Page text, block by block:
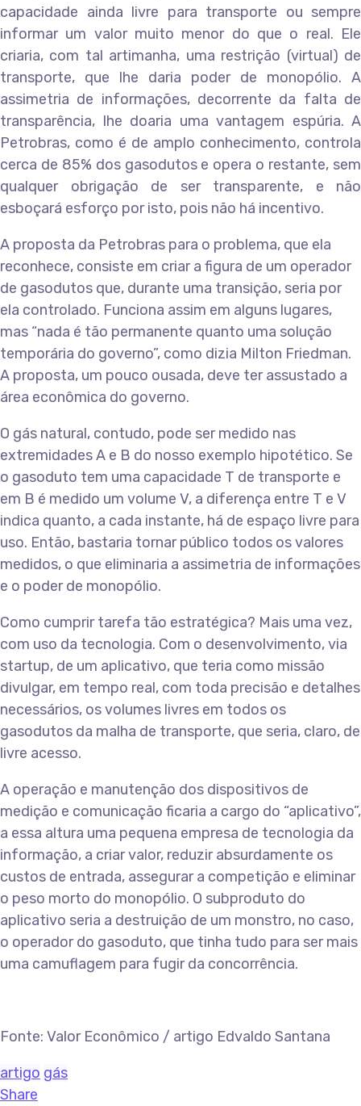
capacidade ainda livre para transporte ou sempre
informar um valor muito menor do que o real. Ele
criaria, com tal artimanha, uma restrição (virtual) de
transporte, que lhe daria poder de monopólio. A
assimetria de informações, decorrente da falta de
transparência, lhe doaria uma vantagem espúria. A
Petrobras, como é de amplo conhecimento, controla
cerca de 85% dos gasodutos e opera o restante, sem
qualquer obrigação de ser transparente, e não
esboçará esforço por isto, pois não há incentivo.
A proposta da Petrobras para o problema, que ela
reconhece, consiste em criar a figura de um operador
de gasodutos que, durante uma transição, seria por
ela controlado. Funciona assim em alguns lugares,
mas “nada é tão permanente quanto uma solução
temporária do governo”, como dizia Milton Friedman.
A proposta, um pouco ousada, deve ter assustado a
área econômica do governo.
O gás natural, contudo, pode ser medido nas
extremidades A e B do nosso exemplo hipotético. Se
o gasoduto tem uma capacidade T de transporte e
em B é medido um volume V, a diferença entre T e V
indica quanto, a cada instante, há de espaço livre para
uso. Então, bastaria tornar público todos os valores
medidos, o que eliminaria a assimetria de informações
e o poder de monopólio.
Como cumprir tarefa tão estratégica? Mais uma vez,
com uso da tecnologia. Com o desenvolvimento, via
startup, de um aplicativo, que teria como missão
divulgar, em tempo real, com toda precisão e detalhes
necessários, os volumes livres em todos os
gasodutos da malha de transporte, que seria, claro, de
livre acesso.
A operação e manutenção dos dispositivos de
medição e comunicação ficaria a cargo do “aplicativo”,
a essa altura uma pequena empresa de tecnologia da
informação, a criar valor, reduzir absurdamente os
custos de entrada, assegurar a competição e eliminar
o peso morto do monopólio. O subproduto do
aplicativo seria a destruição de um monstro, no caso,
o operador do gasoduto, que tinha tudo para ser mais
uma camuflagem para fugir da concorrência.
Fonte: Valor Econômico / artigo Edvaldo Santana
artigo gás
Share